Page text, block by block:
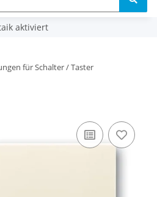
(§ 12 Abs. 3 UStG)
aktiviert
für Schalter / Taster